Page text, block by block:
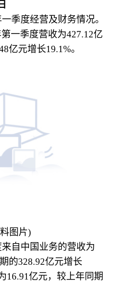
季度经营及财务情况。
一季度营收为427.12亿
亿元增长19.1%。
图片)
自中国业务的营收为
的328.92亿元增长
16.91亿元，较上年同期